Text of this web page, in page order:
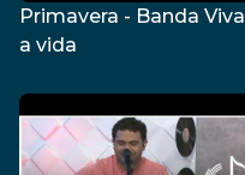
Primavera - Banda Viva
a vida